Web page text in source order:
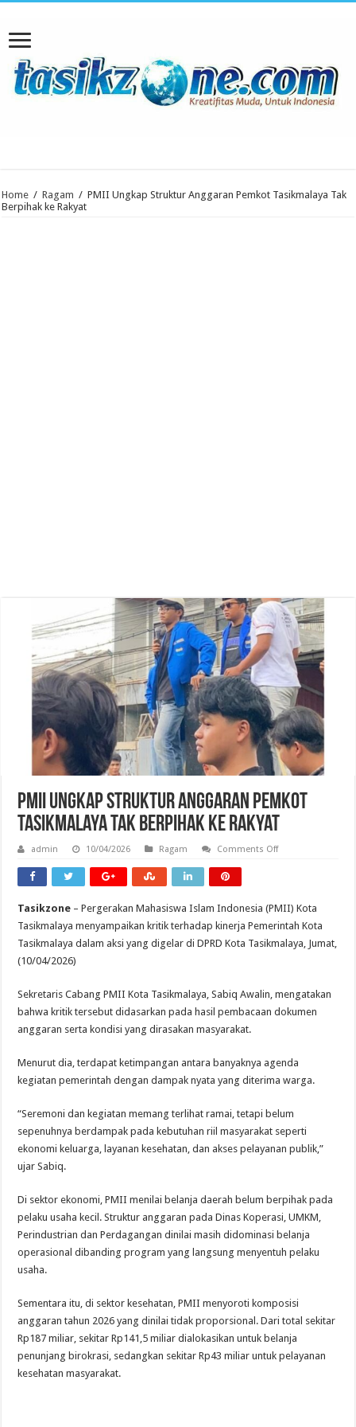
Home / Ragam / PMII Ungkap Struktur Anggaran Pemkot Tasikmalaya Tak
Berpihak ke Rakyat
PMII Ungkap Struktur Anggaran Pemkot
Tasikmalaya Tak Berpihak ke Rakyat
admin 10/04/2026 Ragam Comments Offon
Tasikmalaya
Tak
Berpihak
ke
Rakyat
Tasikzone – Pergerakan Mahasiswa Islam Indonesia (PMII) Kota
Tasikmalaya menyampaikan kritik terhadap kinerja Pemerintah Kota
Tasikmalaya dalam aksi yang digelar di DPRD Kota Tasikmalaya, Jumat,
(10/04/2026)
Sekretaris Cabang PMII Kota Tasikmalaya, Sabiq Awalin, mengatakan
bahwa kritik tersebut didasarkan pada hasil pembacaan dokumen
anggaran serta kondisi yang dirasakan masyarakat.
Menurut dia, terdapat ketimpangan antara banyaknya agenda
kegiatan pemerintah dengan dampak nyata yang diterima warga.
“Seremoni dan kegiatan memang terlihat ramai, tetapi belum
sepenuhnya berdampak pada kebutuhan riil masyarakat seperti
ekonomi keluarga, layanan kesehatan, dan akses pelayanan publik,”
ujar Sabiq.
Di sektor ekonomi, PMII menilai belanja daerah belum berpihak pada
pelaku usaha kecil. Struktur anggaran pada Dinas Koperasi, UMKM,
Perindustrian dan Perdagangan dinilai masih didominasi belanja
operasional dibanding program yang langsung menyentuh pelaku
usaha.
Sementara itu, di sektor kesehatan, PMII menyoroti komposisi
anggaran tahun 2026 yang dinilai tidak proporsional. Dari total sekitar
Rp187 miliar, sekitar Rp141,5 miliar dialokasikan untuk belanja
penunjang birokrasi, sedangkan sekitar Rp43 miliar untuk pelayanan
kesehatan masyarakat.